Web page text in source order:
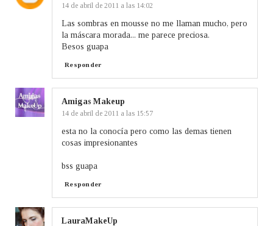
14 de abril de 2011 a las 14:02
Las sombras en mousse no me llaman mucho, pero
la máscara morada... me parece preciosa.
Besos guapa
Responder
Amigas Makeup
14 de abril de 2011 a las 15:57
esta no la conocía pero como las demas tienen
cosas impresionantes
bss guapa
Responder
LauraMakeUp